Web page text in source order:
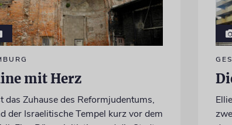
mit Herz
das Zuhause des Reformjudentums,
der Israelitische Tempel kurz vor dem